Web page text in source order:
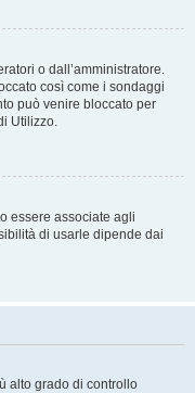
o dall’amministratore.
così come i sondaggi
può venire bloccato per
Utilizzo.
essere associate agli
di usarle dipende dai
alto grado di controllo